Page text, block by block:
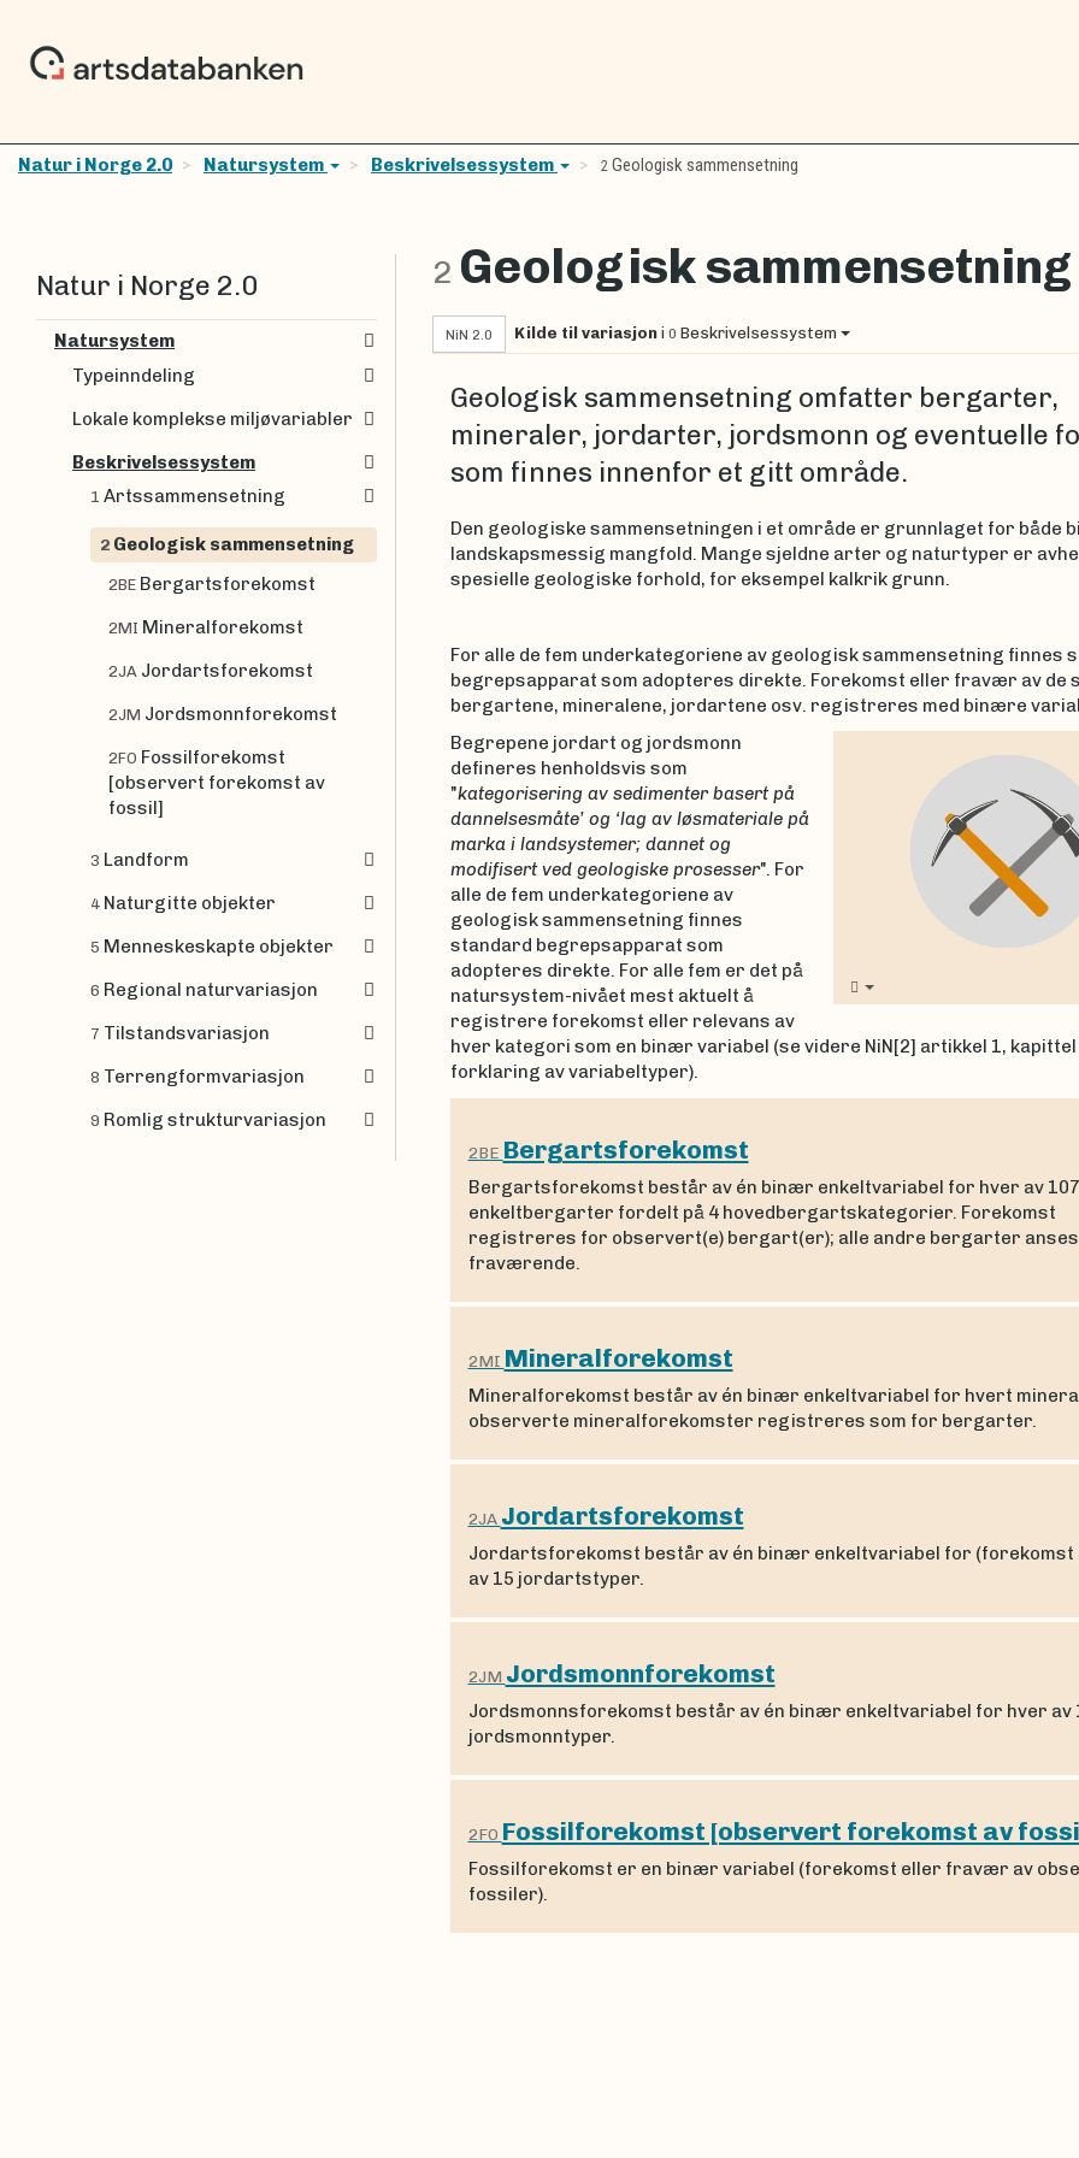
Natur i Norge 2.0 Natursystem Beskrivelsessystem 2 Geologisk sammensetning
2 Geologisk sammensetning
NiN 2.0 Kilde til variasjon i 0 Beskrivelsessystem
Geologisk sammensetning omfatter bergarter,
mineraler, jordarter, jordsmonn og eventuelle
som finnes innenfor et gitt område.
Den geologiske sammensetningen i et område er grunnlaget for både
landskapsmessig mangfold. Mange sjeldne arter og naturtyper er
spesielle geologiske forhold, for eksempel kalkrik grunn.
For alle de fem underkategoriene av geologisk sammensetning finnes
begrepsapparat som adopteres direkte. Forekomst eller fravær av de
bergartene, mineralene, jordartene osv. registreres med binære
Begrepene jordart og jordsmonn
defineres henholdsvis som
"kategorisering av sedimenter basert på
dannelsesmåte’ og ‘lag av løsmateriale på
marka i landsystemer; dannet og
modifisert ved geologiske prosesser". For
alle de fem underkategoriene av
geologisk sammensetning finnes
standard begrepsapparat som
adopteres direkte. For alle fem er det på
natursystem-nivået mest aktuelt å
registrere forekomst eller relevans av
hver kategori som en binær variabel (se videre NiN[2] artikkel 1,
forklaring av variabeltyper).
2BE Bergartsforekomst
Bergartsforekomst består av én binær enkeltvariabel for hver av 107
enkeltbergarter fordelt på 4 hovedbergartskategorier. Forekomst
registreres for observert(e) bergart(er); alle andre bergarter anses
fraværende.
2MI Mineralforekomst
Mineralforekomst består av én binær enkeltvariabel for hvert
observerte mineralforekomster registreres som for bergarter.
2JA Jordartsforekomst
Jordartsforekomst består av én binær enkeltvariabel for (forekomst
av 15 jordartstyper.
2JM Jordsmonnforekomst
Jordsmonnsforekomst består av én binær enkeltvariabel for hver av
jordsmonntyper.
2FO Fossilforekomst [observert forekomst av
Fossilforekomst er en binær variabel (forekomst eller fravær av
fossiler).
Natur i Norge 2.0
Natursystem
Typeinndeling
Lokale komplekse miljøvariabler
Beskrivelsessystem
1 Artssammensetning
2 Geologisk sammensetning
2BE Bergartsforekomst
2MI Mineralforekomst
2JA Jordartsforekomst
2JM Jordsmonnforekomst
2FO Fossilforekomst
[observert forekomst av
fossil]
3 Landform
4 Naturgitte objekter
5 Menneskeskapte objekter
6 Regional naturvariasjon
7 Tilstandsvariasjon
8 Terrengformvariasjon
9 Romlig strukturvariasjon